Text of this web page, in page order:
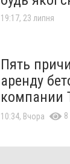
19:17, 23 липня
Пять
аренду
компании
10:34, Вчора 8